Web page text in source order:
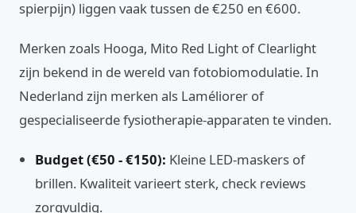
spierpijn) liggen vaak tussen de €250 en €600.
Merken zoals Hooga, Mito Red Light of Clearlight
zijn bekend in de wereld van fotobiomodulatie. In
Nederland zijn merken als Laméliorer of
gespecialiseerde fysiotherapie-apparaten te vinden.
Budget (€50 - €150): Kleine LED-maskers of
brillen. Kwaliteit varieert sterk, check reviews
zorgvuldig.